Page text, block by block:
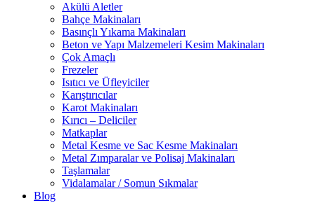
Akülü Aletler
Bahçe Makinaları
Basınçlı Yıkama Makinaları
Beton ve Yapı Malzemeleri Kesim Makinaları
Çok Amaçlı
Frezeler
Isıtıcı ve Üfleyiciler
Karıştırıcılar
Karot Makinaları
Kırıcı – Deliciler
Matkaplar
Metal Kesme ve Sac Kesme Makinaları
Metal Zımparalar ve Polisaj Makinaları
Taşlamalar
Vidalamalar / Somun Sıkmalar
Blog